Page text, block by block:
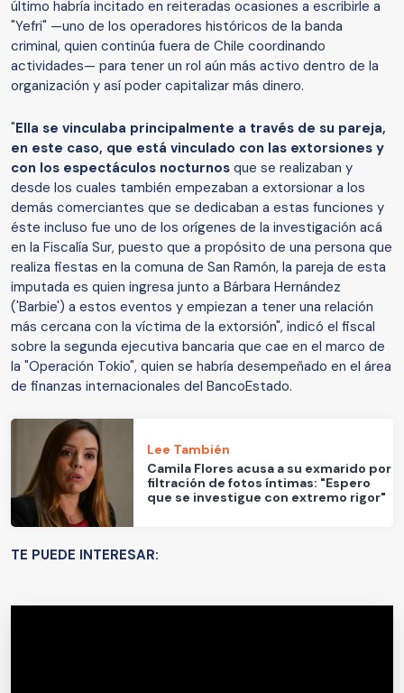
último habría incitado en reiteradas ocasiones a escribirle a
"Yefri" —uno de los operadores históricos de la banda
criminal, quien continúa fuera de Chile coordinando
actividades— para tener un rol aún más activo dentro de la
organización y así poder capitalizar más dinero.
"Ella se vinculaba principalmente a través de su pareja,
en este caso, que está vinculado con las extorsiones y
con los espectáculos nocturnos que se realizaban y
desde los cuales también empezaban a extorsionar a los
demás comerciantes que se dedicaban a estas funciones y
éste incluso fue uno de los orígenes de la investigación acá
en la Fiscalía Sur, puesto que a propósito de una persona que
realiza fiestas en la comuna de San Ramón, la pareja de esta
imputada es quien ingresa junto a Bárbara Hernández
('Barbie') a estos eventos y empiezan a tener una relación
más cercana con la víctima de la extorsión", indicó el fiscal
sobre la segunda ejecutiva bancaria que cae en el marco de
la "Operación Tokio", quien se habría desempeñado en el área
de finanzas internacionales del BancoEstado.
Lee También
Camila Flores acusa a su exmarido por
filtración de fotos íntimas: "Espero
que se investigue con extremo rigor"
TE PUEDE INTERESAR: